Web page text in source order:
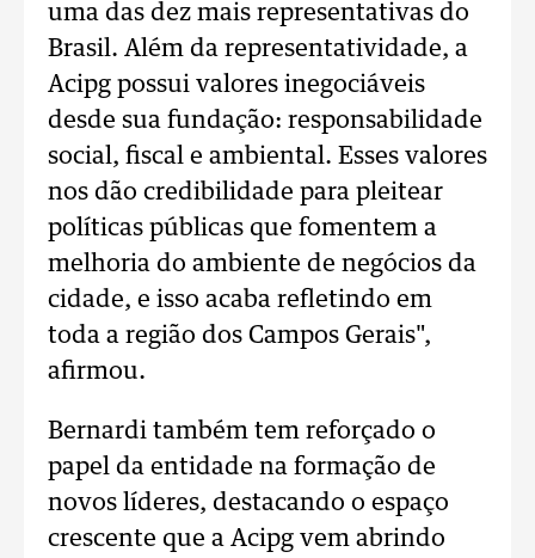
uma das dez mais representativas do
Brasil. Além da representatividade, a
Acipg possui valores inegociáveis
desde sua fundação: responsabilidade
social, fiscal e ambiental. Esses valores
nos dão credibilidade para pleitear
políticas públicas que fomentem a
melhoria do ambiente de negócios da
cidade, e isso acaba refletindo em
toda a região dos Campos Gerais",
afirmou.
Bernardi também tem reforçado o
papel da entidade na formação de
novos líderes, destacando o espaço
crescente que a Acipg vem abrindo